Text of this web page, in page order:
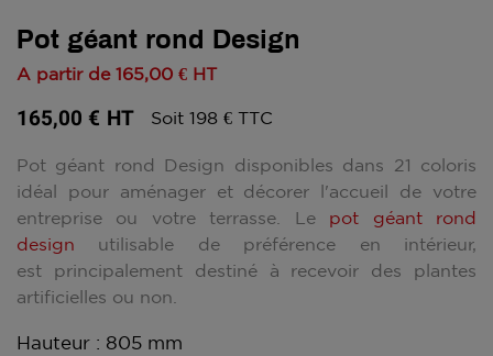
Pot géant rond Design
A partir de 165,00 € HT
165,00 € HT Soit 198 € TTC
Pot géant rond Design disponibles dans 21 coloris
idéal pour aménager et décorer l'accueil de votre
entreprise ou votre terrasse. Le pot géant rond
design utilisable de préférence en intérieur,
est principalement destiné à recevoir des plantes
artificielles ou non.
Hauteur : 805 mm